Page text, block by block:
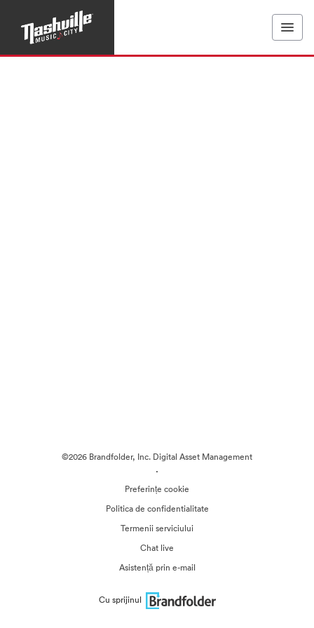
©2026 Brandfolder, Inc. Digital Asset Management
·
Preferințe cookie
Politica de confidentialitate
Termenii serviciului
Chat live
Asistență prin e-mail
Cu sprijinul